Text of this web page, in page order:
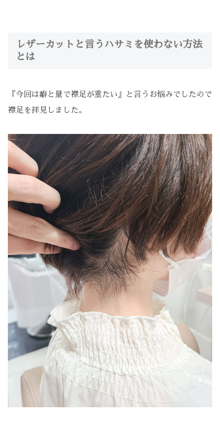
レザーカットと言うハサミを使わない方法
とは
『今回は癖と量で襟足が重たい』と言うお悩みでしたので
襟足を拝見しました。